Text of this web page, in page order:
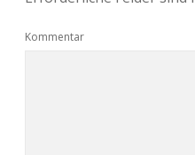
Kommentar